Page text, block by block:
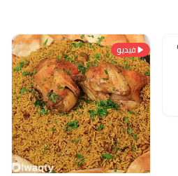
فيديو